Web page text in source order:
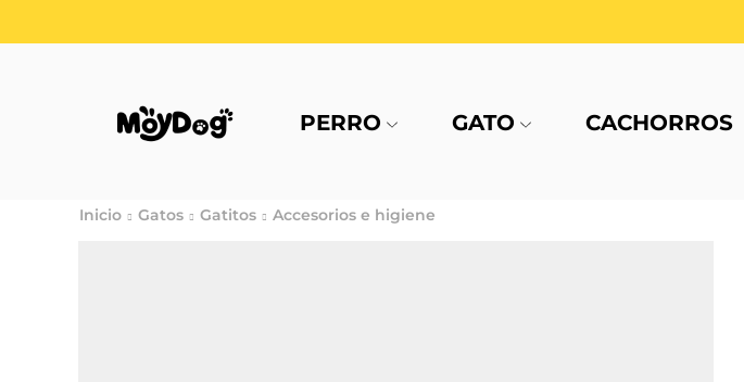
PERRO GATO CACHORROS
Inicio Gatos Gatitos Accesorios e higiene